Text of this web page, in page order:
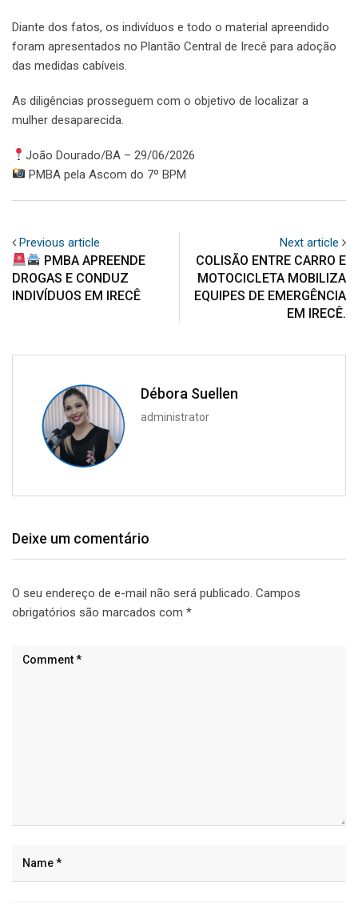
Diante dos fatos, os indivíduos e todo o material apreendido
foram apresentados no Plantão Central de Irecê para adoção
das medidas cabíveis.
As diligências prosseguem com o objetivo de localizar a
mulher desaparecida.
João Dourado/BA – 29/06/2026
PMBA pela Ascom do 7º BPM
Previous article
PMBA APREENDE
DROGAS E CONDUZ
INDIVÍDUOS EM IRECÊ
Next article
COLISÃO ENTRE CARRO E
MOTOCICLETA MOBILIZA
EQUIPES DE EMERGÊNCIA
EM IRECÊ.
Débora Suellen
administrator
Deixe um comentário
O seu endereço de e-mail não será publicado. Campos
obrigatórios são marcados com *